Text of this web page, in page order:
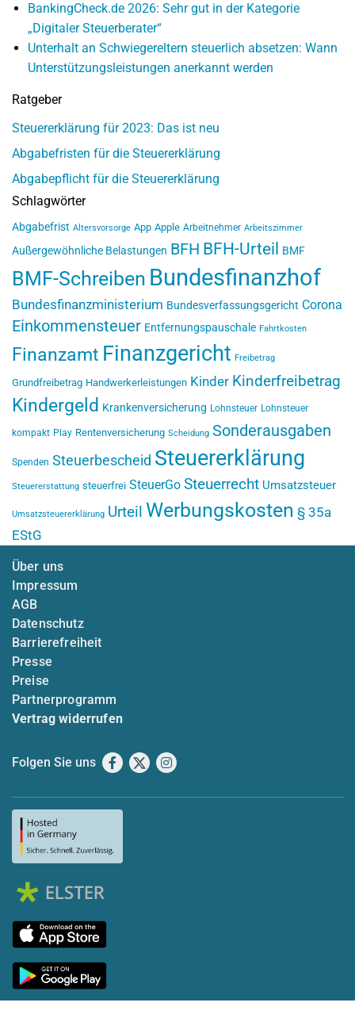
BankingCheck.de 2026: Sehr gut in der Kategorie
„Digitaler Steuerberater“
Unterhalt an Schwiegereltern steuerlich absetzen: Wann
Unterstützungsleistungen anerkannt werden
Ratgeber
Steuererklärung für 2023: Das ist neu
Abgabefristen für die Steuererklärung
Abgabepflicht für die Steuererklärung
Schlagwörter
Abgabefrist Altersvorsorge App Apple Arbeitnehmer Arbeitszimmer
Außergewöhnliche Belastungen BFH BFH-Urteil BMF
BMF-Schreiben Bundesfinanzhof
Bundesfinanzministerium Bundesverfassungsgericht Corona
Einkommensteuer Entfernungspauschale Fahrtkosten
Finanzamt Finanzgericht Freibetrag
Grundfreibetrag Handwerkerleistungen Kinder Kinderfreibetrag
Kindergeld Krankenversicherung Lohnsteuer Lohnsteuer
kompakt Play Rentenversicherung Scheidung Sonderausgaben
Spenden Steuerbescheid Steuererklärung
Steuererstattung steuerfrei SteuerGo Steuerrecht Umsatzsteuer
Umsatzsteuererklärung Urteil Werbungskosten § 35a
EStG
Über uns
Impressum
AGB
Datenschutz
Barrierefreiheit
Presse
Preise
Partnerprogramm
Vertrag widerrufen
Folgen Sie uns Facebook
X Instagram